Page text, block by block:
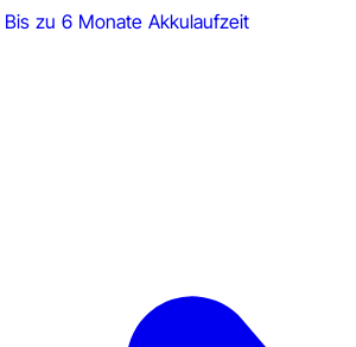
Bis zu 6 Monate Akkulaufzeit